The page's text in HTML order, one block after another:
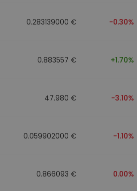
0.283139000 € -0.30%
0.883557 € +1.70%
47.980 € -3.10%
0.059902000 € -1.10%
0.866093 € 0.00%